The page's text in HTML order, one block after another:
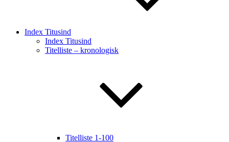
Index Titusind
Index Titusind
Titelliste – kronologisk
Titelliste 1-100